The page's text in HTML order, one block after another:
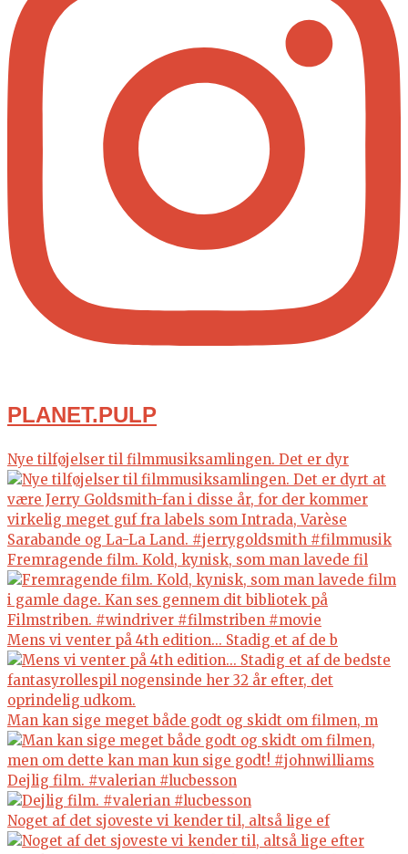
PLANET.PULP
Nye tilføjelser til filmmusiksamlingen. Det er dyr
Fremragende film. Kold, kynisk, som man lavede fil
Mens vi venter på 4th edition... Stadig et af de b
Man kan sige meget både godt og skidt om filmen, m
Dejlig film. #valerian #lucbesson
Noget af det sjoveste vi kender til, altså lige ef